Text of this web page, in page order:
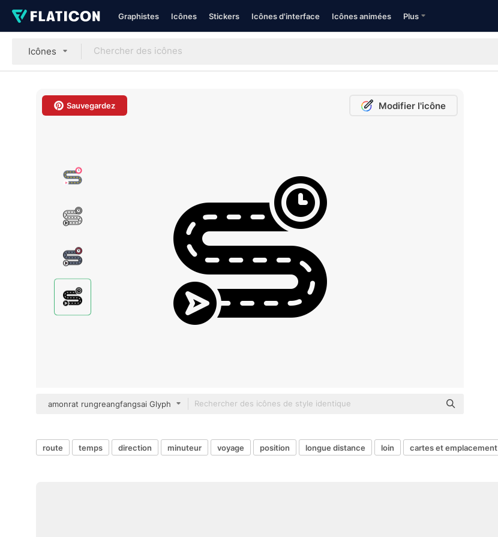
Graphistes Icônes Stickers Icônes d'interface Icônes animées Plus
Icônes
Sauvegardez Modifier l'icône
amonrat rungreangfangsai Glyph
route temps direction minuteur voyage position longue distance loin cartes et emplacement